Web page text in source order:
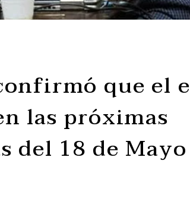
que el
las próximas
del 18 de